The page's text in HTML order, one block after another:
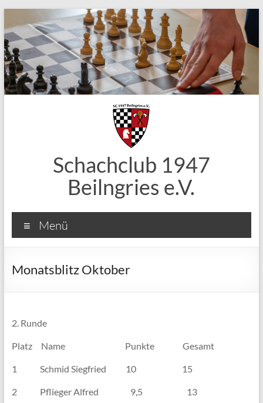
Inhalt
springen
Schachclub 1947
Beilngries e.V.
Menü
Monatsblitz Oktober
2. Runde
Platz Name Punkte Gesamt
1 Schmid Siegfried 10 15
2 Pflieger Alfred 9,5 13